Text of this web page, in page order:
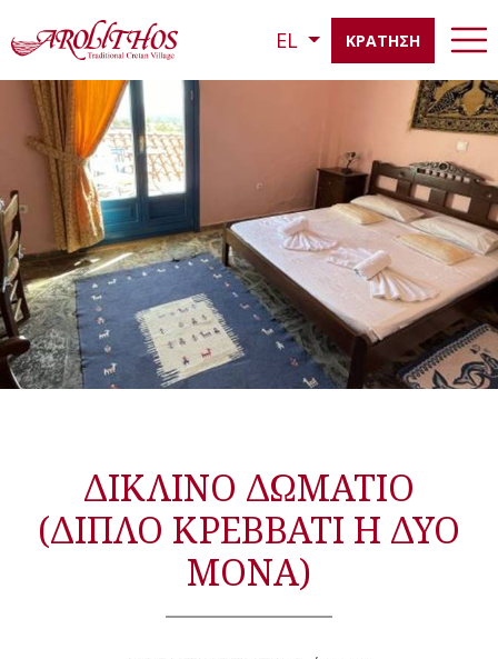
EL ΚΡΑΤΗΣΗ
ΔΙΚΛΙΝΟ ΔΩΜΑΤΙΟ
(ΔΙΠΛΟ ΚΡΕΒΒΑΤΙ Η ΔΥΟ
ΜΟΝΑ)